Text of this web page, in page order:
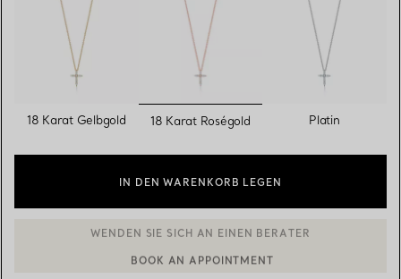
18 Karat Gelbgold ausgewählt
18 Karat Roségold Platin
IN DEN WARENKORB LEGEN